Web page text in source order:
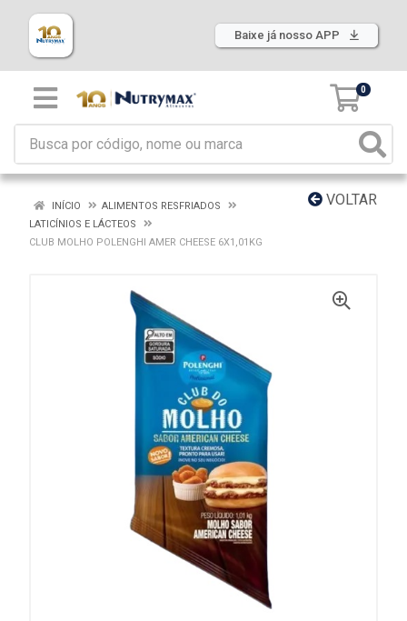
Baixe já nosso APP
0
VOLTAR
INÍCIO
ALIMENTOS RESFRIADOS
LATICÍNIOS E LÁCTEOS
CLUB MOLHO POLENGHI AMER CHEESE 6X1,01KG